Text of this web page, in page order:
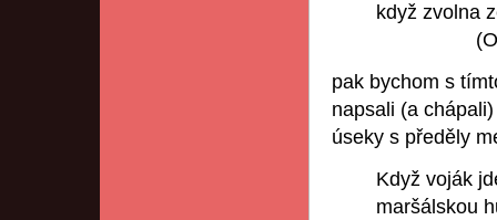
když zvolna
(O.
pak bychom s
napsali (a
úseky s předěly
Když voják
maršálskou